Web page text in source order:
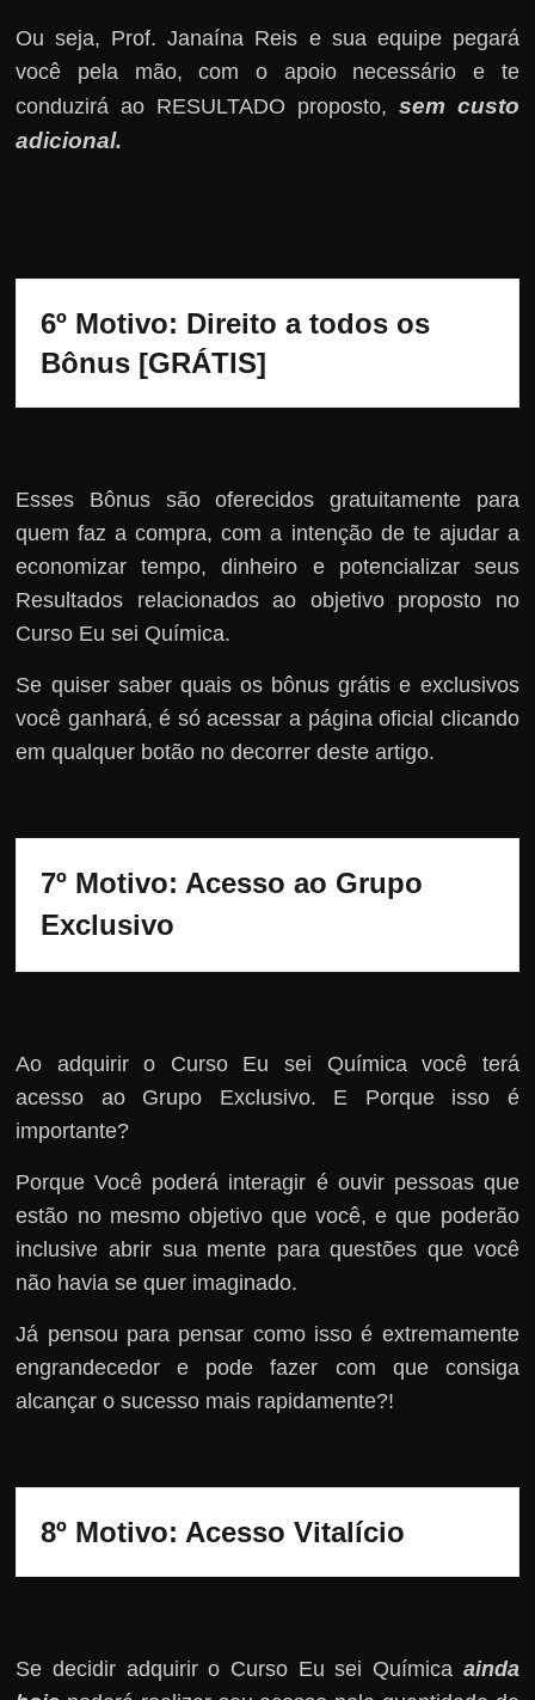
Ou seja, Prof. Janaína Reis e sua equipe pegará
você pela mão, com o apoio necessário e te
conduzirá ao RESULTADO proposto, sem custo
adicional.
6º Motivo: Direito a todos os
Bônus [GRÁTIS]
Esses Bônus são oferecidos gratuitamente para
quem faz a compra, com a intenção de te ajudar a
economizar tempo, dinheiro e potencializar seus
Resultados relacionados ao objetivo proposto no
Curso Eu sei Química.
Se quiser saber quais os bônus grátis e exclusivos
você ganhará, é só acessar a página oficial clicando
em qualquer botão no decorrer deste artigo.
7º Motivo: Acesso ao Grupo
Exclusivo
Ao adquirir o Curso Eu sei Química você terá
acesso ao Grupo Exclusivo. E Porque isso é
importante?
Porque Você poderá interagir é ouvir pessoas que
estão no mesmo objetivo que você, e que poderão
inclusive abrir sua mente para questões que você
não havia se quer imaginado.
Já pensou para pensar como isso é extremamente
engrandecedor e pode fazer com que consiga
alcançar o sucesso mais rapidamente?!
8º Motivo: Acesso Vitalício
Se decidir adquirir o Curso Eu sei Química ainda